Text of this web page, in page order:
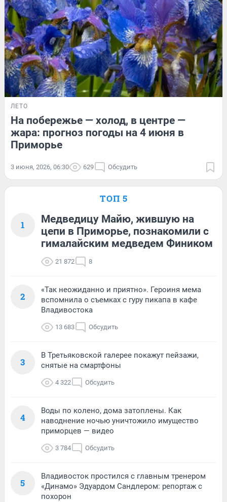
ЛЕТО
На побережье — холод, в центре —
жара: прогноз погоды на 4 июня в
Приморье
3 июня, 2026, 06:30 629 Обсудить
ТОП 5
1
Медведицу Майю, жившую на
цепи в Приморье, познакомили с
гималайским медведем Фиником
21 872 8
2
«Так неожиданно и приятно». Героиня мема
вспомнила о съемках с гуру пикапа в кафе
Владивостока
13 683 Обсудить
3
В Третьяковской галерее покажут пейзажи,
снятые на смартфоны
4 322 Обсудить
4
Воды по колено, дома затоплены. Как
наводнение ночью уничтожило имущество
приморцев — видео
3 784 Обсудить
5
Владивосток простился с главным тренером
«Динамо» Эдуардом Сандлером: репортаж с
похорон